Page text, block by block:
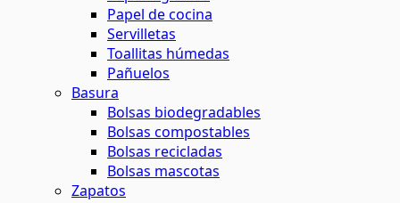
Papel de cocina
Servilletas
Toallitas húmedas
Pañuelos
Basura
Bolsas biodegradables
Bolsas compostables
Bolsas recicladas
Bolsas mascotas
Zapatos